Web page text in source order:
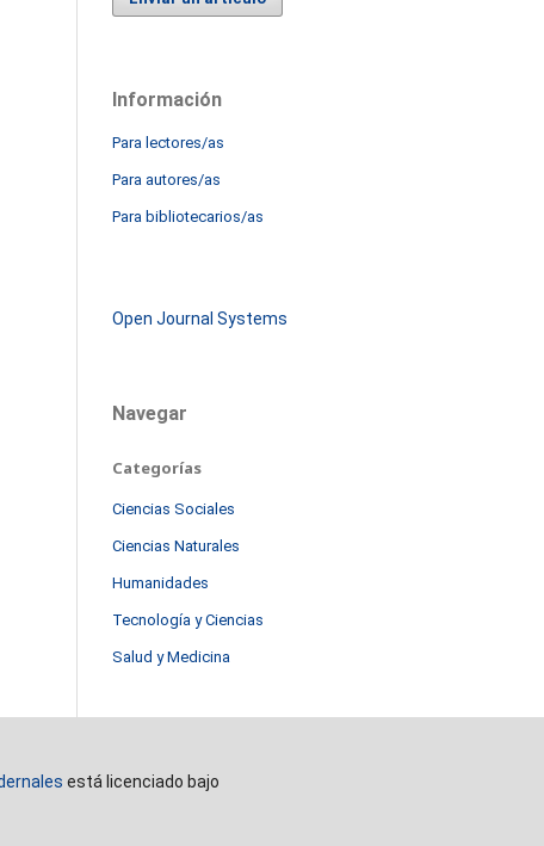
Información
Para lectores/as
Para autores/as
Para bibliotecarios/as
Open Journal Systems
Navegar
Categorías
Ciencias Sociales
Ciencias Naturales
Humanidades
Tecnología y Ciencias
Salud y Medicina
está licenciado bajo